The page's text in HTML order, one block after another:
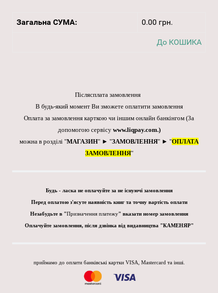
Загальна СУМА: 0.00 грн.
До КОШИКА
Післясплата замовлення
В будь-який момент Ви зможете оплатити замовлення
Оплата за замовлення карткою чи іншим онлайн банкінгом (За
допомогою сервісу www.liqpay.com.)
можна в розділі "МАГАЗИН" ► "ЗАМОВЛЕННЯ" ► "ОПЛАТА
ЗАМОВЛЕННЯ"
Будь - ласка не оплачуйте за не існуючі замовлення
Перед оплатою з'ясуте наявність книг та точну вартість оплати
Незабудьте в "Призначення платежу" вказати номер замовлення
Оплачуйте замовлення, після дзвінка від видавництва "КАМЕНЯР"
приймамо до оплати банківські картки VISA, Mastercard та інші.